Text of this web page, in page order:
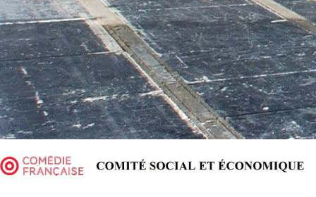
Portail de connexion